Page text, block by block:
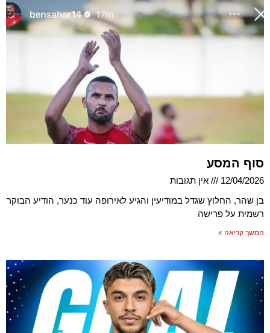
סוף המסע
12/04/2026
אין תגובות
בן שהר, החלוץ שגדל במודיעין והגיע לאירופה עוד כנער, הודיע הבוקר
רשמית על פרישה
המשך קריאה »